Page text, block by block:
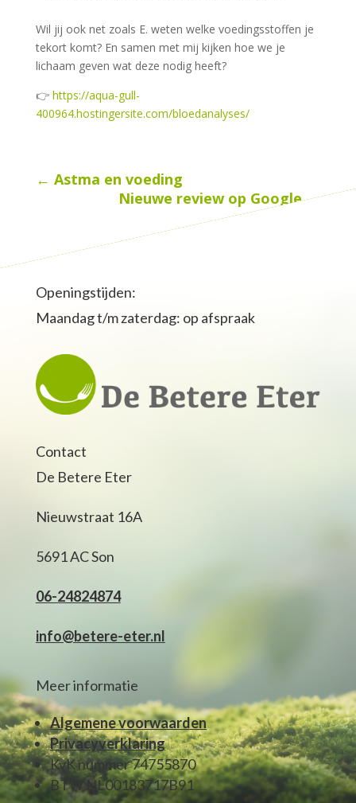
Wil jij ook net zoals E. weten welke voedingsstoffen je
tekort komt? En samen met mij kijken hoe we je
lichaam geven wat deze nodig heeft?
👉 https://aqua-gull-
400964.hostingersite.com/bloedanalyses/
← Astma en voeding
Nieuwe review op Google→
Openingstijden:
Maandag t/m zaterdag: op afspraak
Contact
De Betere Eter
Nieuwstraat 16A
5691 AC Son
06-24824874
info@betere-eter.nl
Meer informatie
Algemene voorwaarden
Privacyverklaring
KvK nummer 74755870
BTW NL00183717B91